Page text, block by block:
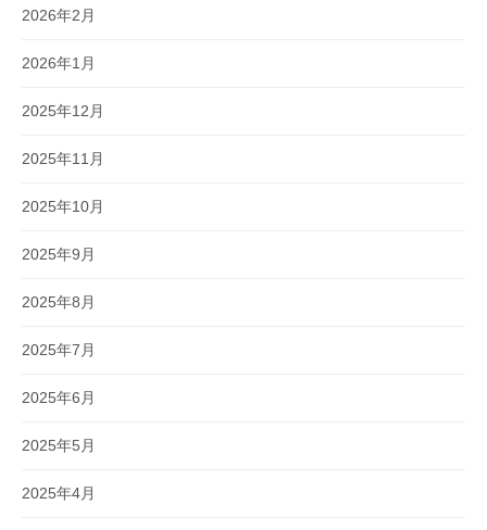
2026年2月
2026年1月
2025年12月
2025年11月
2025年10月
2025年9月
2025年8月
2025年7月
2025年6月
2025年5月
2025年4月